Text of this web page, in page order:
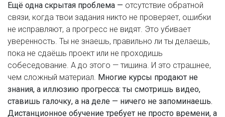
Ещё одна скрытая проблема — отсутствие обратной
связи, когда твои задания никто не проверяет, ошибки
не исправляют, а прогресс не видят. Это убивает
уверенность. Ты не знаешь, правильно ли ты делаешь,
пока не сдаёшь проект или не проходишь
собеседование. А до этого — тишина. И это страшнее,
чем сложный материал. Многие курсы продают не
знания, а иллюзию прогресса: ты смотришь видео,
ставишь галочку, а на деле — ничего не запоминаешь.
Дистанционное обучение требует не просто времени, а